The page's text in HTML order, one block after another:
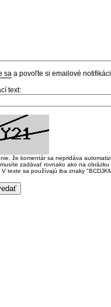
sa a povoľte si emailové
text:
že komentár sa nepridáva
zadávať rovnako ako na
V texte sa používajú iba znaky